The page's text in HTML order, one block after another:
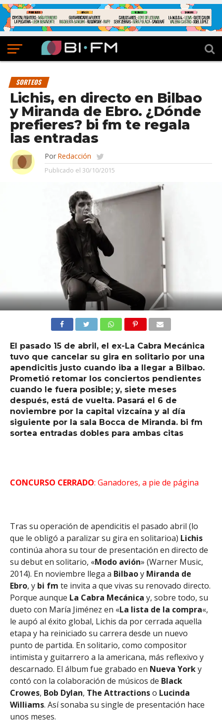
SORTEOS
Lichis, en directo en Bilbao
y Miranda de Ebro. ¿Dónde
prefieres? bi fm te regala
las entradas
Por Redacción
Publicado el 30/10/2015
El pasado 15 de abril, el ex-La Cabra Mecánica
tuvo que cancelar su gira en solitario por una
apendicitis justo cuando iba a llegar a Bilbao.
Prometió retomar los conciertos pendientes
cuando le fuera posible; y, siete meses
después, está de vuelta. Pasará el 6 de
noviembre por la capital vizcaína y al día
siguiente por la sala Bocca de Miranda. bi fm
sortea entradas dobles para ambas citas
CONCURSO CERRADO: Ganadores, a pie de página
Tras su operación de apendicitis el pasado abril (lo
que le obligó a paralizar su gira en solitarioa) Lichis
continúa ahora su tour de presentación en directo de
su debut en solitario, «Modo avión» (Warner Music,
2014). En noviembre llega a Bilbaoy Miranda de
Ebro, y bi fm te invita a que vivas su renovado directo.
Porque aunque La Cabra Mecánica y, sobre todo, su
dueto con María Jiménez en «La lista de la compra«,
le aupó al éxito global, Lichis da por cerrada aquella
etapa y ha reiniciado su carrera desde un nuevo
punto de partida. En solitario, como compositor
intimista y guitarrero a la americana, más reflexivo y
descarnado. El álbum fue grabado en Nueva Yorky
contó con la colaboración de músicos de Black
Crowes, Bob Dylan, The Attractionso Lucinda
Williams. Así sonaba su single de presentación hace
unos meses.